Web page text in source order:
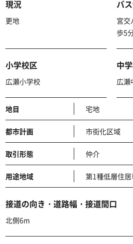
現況
更地
バ
宮交
歩5
小学校区
広瀬小学校
中
広瀬
地目 宅地
都市計画 市街化区域
取引形態 仲介
用途地域 第1種低層住
接道の向き・道路幅・接道間口
北側6m